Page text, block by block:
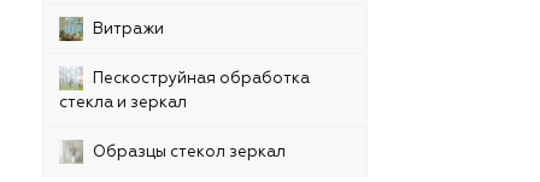
Витражи
Пескоструйная обработка
стекла и зеркал
Образцы стекол зеркал